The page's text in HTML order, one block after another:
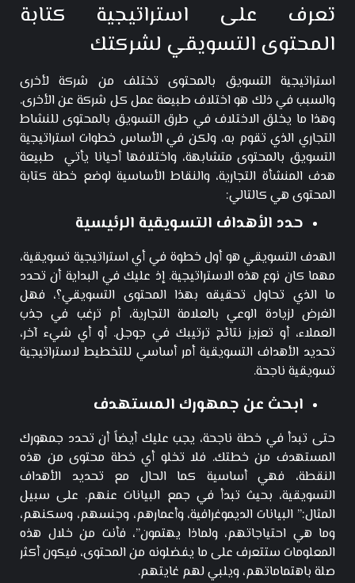
تعرف على استراتيجية كتابة
المحتوى التسويقي لشركتك
استراتيجية التسويق بالمحتوى تختلف من شركة لأخرى
والسبب في ذلك هو اختلاف طبيعة عمل كل شركة عن الأخرى.
وهذا ما يخلق الاختلاف في طرق التسويق بالمحتوى للنشاط
التجاري الذي تقوم به، ولكن في الأساس خطوات استراتيجية
التسويق بالمحتوى متشابهة، واختلافها أحيانا يأتي طبيعة
هدف المنشأة التجارية، والنقاط الأساسية لوضع خطة كتابة
المحتوى هي كالتالي:
حدد الأهداف التسويقية الرئيسية
الهدف التسويقي هو أول خطوة في أي استراتيجية تسويقية،
مهما كان نوع هذه الاستراتيجية. إذ عليك في البداية أن تحدد
ما الذي تحاول تحقيقه بهذا المحتوى التسويقي؟، فهل
الغرض لزيادة الوعي بالعلامة التجارية، أم ترغب في جذب
العملاء، أو تعزيز نتائج ترتيبك في جوجل. أو أي شيء آخر،
تحديد الأهداف التسويقية أمر أساسي للتخطيط لاستراتيجية
تسويقية ناجحة.
ابحث عن جمهورك المستهدف
حتى تبدأ في خطة ناجحة، يجب عليك أيضاً أن تحدد جمهورك
المستهدف من خطتك. فلا تخلو أي خطة محتوى من هذه
النقطة، فهي أساسية كما الحال مع تحديد الأهداف
التسويقية، بحيث تبدأ في جمع البيانات عنهم. على سبيل
المثال:” البيانات الديموغرافية، وأعمارهم، وجنسهم، وسكنهم،
وما هي احتياجاتهم، ولماذا يهتمون”، فأنت من خلال هذه
المعلومات ستتعرف على ما يفضلونه من المحتوى، فيكون أكثر
صلة باهتماماتهم، ويلبي لهم غايتهم.